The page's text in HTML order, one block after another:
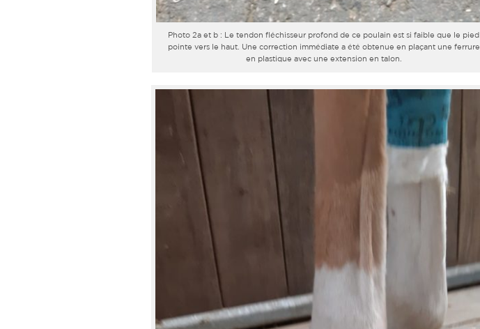
Photo 2a et b : Le tendon fléchisseur profond de ce poulain est si faible que le pied
pointe vers le haut. Une correction immédiate a été obtenue en plaçant une ferrure
en plastique avec une extension en talon.